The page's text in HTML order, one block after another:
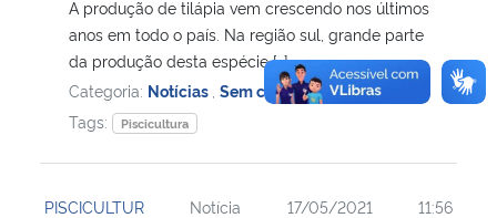
A produção de tilápia vem crescendo nos últimos
anos em todo o país. Na região sul, grande parte
da produção desta espécie […]
Categoria: Notícias Sem categoria
Tags:
Piscicultura
PISCICULTUR Notícia 17/05/2021 11:56